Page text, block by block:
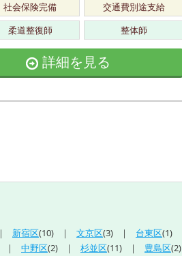
社会保険完備
交通費別途支給
柔道整復師
整体師
詳細を見る
新宿区(10) 文京区(3) 台東区(1)
中野区(2) 杉並区(11) 豊島区(2)